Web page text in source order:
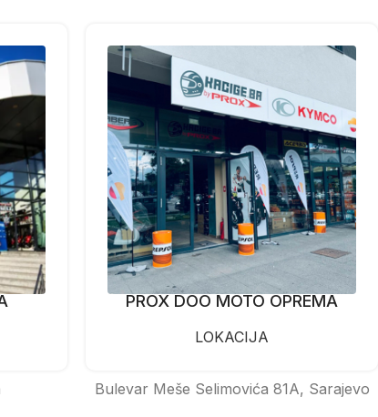
PROX DOO MOTO OPREMA
LOKACIJA
Bulevar Meše Selimovića 81A, Sarajevo